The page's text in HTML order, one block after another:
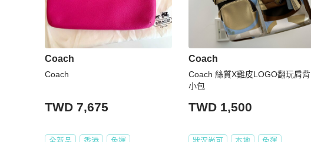
Coach
Coach
TWD 7,675
Coach
Coach 絲質X雞皮LOGO翻玩肩背
小包
TWD 1,500